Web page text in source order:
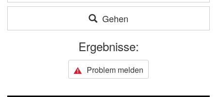
Gehen
Ergebnisse:
Problem melden